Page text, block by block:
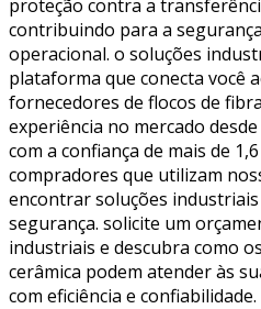
proteção contra a
contribuindo para a
operacional. o soluções
plataforma que conecta você
fornecedores de flocos de
experiência no mercado
com a confiança de mais de
compradores que utilizam
encontrar soluções industriais
segurança. solicite um
industriais e descubra como
cerâmica podem atender às
com eficiência e confiabilidade.